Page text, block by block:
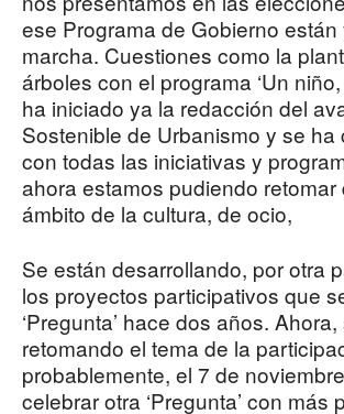
ese Programa de Gobierno están
marcha. Cuestiones como la
árboles con el programa ‘Un niño,
ha iniciado ya la redacción del
Sostenible de Urbanismo y se ha
con todas las iniciativas y
ahora estamos pudiendo retomar
ámbito de la cultura, de ocio,
Se están desarrollando, por otra
los proyectos participativos que
‘Pregunta’ hace dos años.
retomando el tema de la
probablemente, el 7 de
celebrar otra ‘Pregunta’ con más